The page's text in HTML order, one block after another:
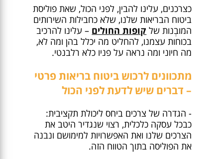
כצרכנים, עלינו להבין, לפני הכול, שאת פוליסת
ביטוח הבריאות שלנו, שלא כחבילות השירותים
המובְנות של קופות החולים – עלינו להרכיב
בכוחות עצמנו, להחליט מה יכלל בהן ומה לא,
מה חיוני ומה נראה על פניו כלא רלבנטי.
מתכוונים לרכוש ביטוח בריאות פרטי
– דברים שיש לדעת לפני הכול
- הגדרה של צרכים ביחס ליכולת תקציבית:
כבכל עסקה כלכלית, רצוי שנגדיר היטב את
הצרכים שלנו ואת האפשרויות למימושם ונבנה
את הפוליסה בתוך הטווח הזה.